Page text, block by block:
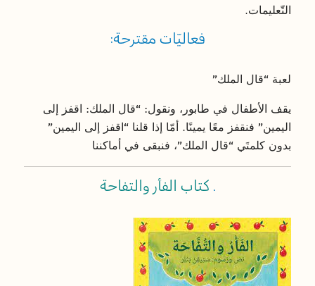
التّعليمات.
فعاليّات مقترحة:
لعبة “قال الملك”
يقف الأطفال في طابور، ونقول: “قال الملك: اقفز إلى
اليمين” فنقفز معًا يمينًا. أمّا إذا قلنا “اقفز إلى اليمين”
بدون كلمتَي “قال الملك”، فنبقى في أماكننا
. كتاب الفأر والتفاحة